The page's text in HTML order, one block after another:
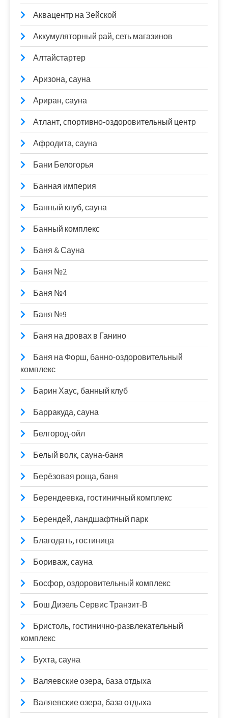
Аквацентр на Зейской
Аккумуляторный рай, сеть магазинов
Алтайстартер
Аризона, сауна
Ариран, сауна
Атлант, спортивно-оздоровительный центр
Афродита, сауна
Бани Белогорья
Банная империя
Банный клуб, сауна
Банный комплекс
Баня & Сауна
Баня №2
Баня №4
Баня №9
Баня на дровах в Ганино
Баня на Форш, банно-оздоровительный
комплекс
Барин Хаус, банный клуб
Барракуда, сауна
Белгород-ойл
Белый волк, сауна-баня
Берёзовая роща, баня
Берендеевка, гостиничный комплекс
Берендей, ландшафтный парк
Благодать, гостиница
Бориваж, сауна
Босфор, оздоровительный комплекс
Бош Дизель Сервис Транзит-В
Бристоль, гостинично-развлекательный
комплекс
Бухта, сауна
Валяевские озера, база отдыха
Валяевские озера, база отдыха